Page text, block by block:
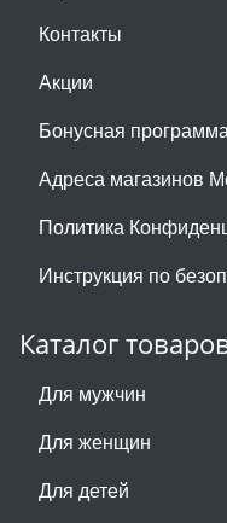
Контакты
Акции
Бонусная
Адреса магазинов
Политика
Инструкция по
Каталог
Для мужчин
Для женщин
Для детей